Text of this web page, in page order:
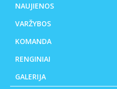
NAUJIENOS
VARŽYBOS
KOMANDA
RENGINIAI
GALERIJA